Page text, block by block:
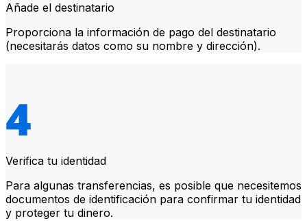
Añade el destinatario
Proporciona la información de pago del destinatario
(necesitarás datos como su nombre y dirección).
Verifica tu identidad
Para algunas transferencias, es posible que necesitemos
documentos de identificación para confirmar tu identidad
y proteger tu dinero.